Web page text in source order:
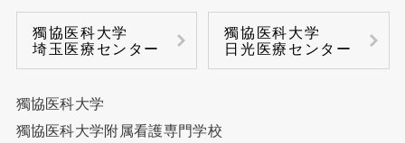
乳腺科
臨床検査センター
乳腺センター
獨協医科大学
埼玉医療センター
獨協医科大学
日光医療センター
獨協医科大学
獨協医科大学附属看護専門学校